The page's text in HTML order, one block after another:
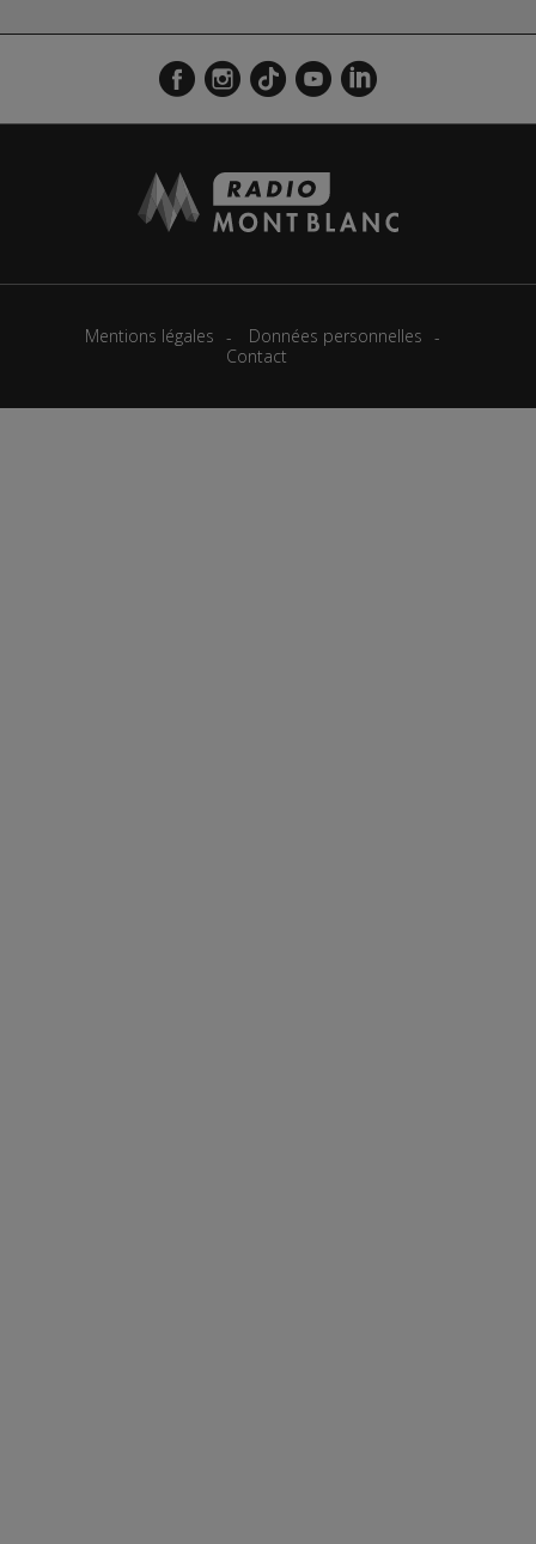
Mentions légales
Données personnelles
Contact